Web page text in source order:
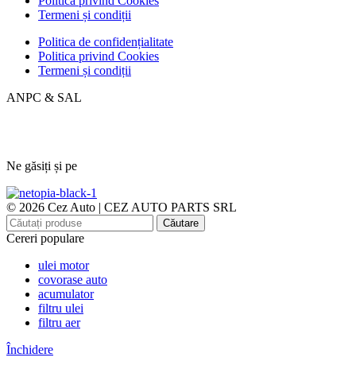
Termeni și condiții
Politica de confidențialitate
Politica privind Cookies
Termeni și condiții
ANPC & SAL
Ne găsiți și pe
© 2026 Cez Auto | CEZ AUTO PARTS SRL
Căutare
Cereri populare
ulei motor
covorase auto
acumulator
filtru ulei
filtru aer
Închidere